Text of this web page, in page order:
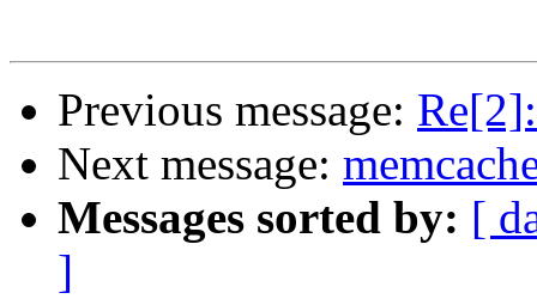
Previous message:
Next message:
Messages sorted by: [
]